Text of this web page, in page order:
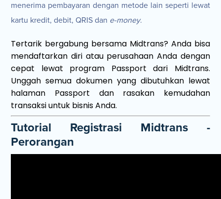
menerima pembayaran dengan metode lain seperti lewat
kartu kredit, debit, QRIS dan e-money.
Tertarik bergabung bersama Midtrans? Anda bisa
mendaftarkan diri atau perusahaan Anda dengan
cepat lewat program Passport dari Midtrans.
Unggah semua dokumen yang dibutuhkan lewat
halaman Passport dan rasakan kemudahan
transaksi untuk bisnis Anda.
Tutorial Registrasi Midtrans -
Perorangan